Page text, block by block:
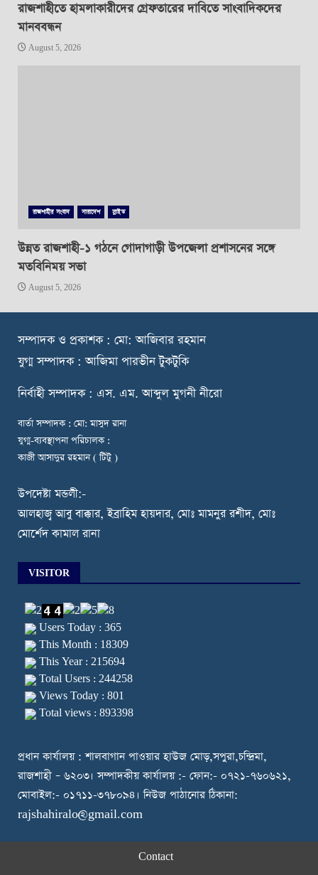
রাজশাহীতে হামলাকারীদের গ্রেফতারের দাবিতে সাংবাদিকদের
মানববন্ধন
August 5, 2026
রাজশাহীর সংবাদ সারাদেশ স্লাইড
উন্নত রাজশাহী-১ গঠনে গোদাগাড়ী উপজেলা প্রশাসনের সঙ্গে
মতবিনিময় সভা
August 5, 2026
সম্পাদক ও প্রকাশক : মো: আজিবার রহমান
যুগ্ম সম্পাদক : আজিমা পারভীন টুকটুকি
নির্বাহী সম্পাদক : এস. এম. আব্দুল মুগনী নীরো
বার্তা সম্পাদক : মো: মাসুদ রানা
যুগ্ম-ব্যবস্থাপনা পরিচালক :
কাজী আসাদুর রহমান ( টিটু )
উপদেষ্টা মন্ডলী:-
আলহাজ্ব আবু বাক্কার, ইব্রাহিম হায়দার, মোঃ মামনুর রশীদ, মোঃ
মোর্শেদ কামাল রানা
VISITOR
Users Today : 365
This Month : 18309
This Year : 215694
Total Users : 244258
Views Today : 801
Total views : 893398
প্রধান কার্যালয় : শালবাগান পাওয়ার হাউজ মোড়,সপুরা,চন্দ্রিমা,
রাজশাহী – ৬২০৩। সম্পাদকীয় কার্যালয় :- ফোন:- ০৭২১-৭৬০৬২১,
মোবাইল:- ০১৭১১-৩৭৮০৯৪। নিউজ পাঠানোর ঠিকানা:
rajshahiralo@gmail.com
Contact